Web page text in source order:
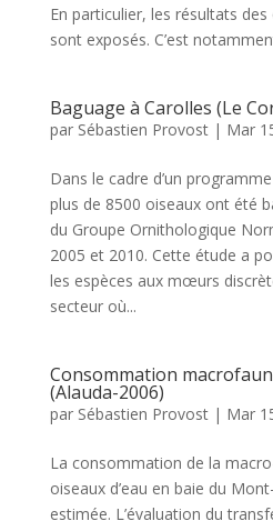
En particulier, les résultats
sont exposés. C’est
Baguage à Carolles (Le
par Sébastien Provost| Mar
Dans le cadre d’un
plus de 8500 oiseaux ont été
du Groupe Ornithologique
2005 et 2010. Cette étude a
les espèces aux mœurs
secteur où...
Consommation
(Alauda-2006)
par Sébastien Provost| Mar
La consommation de la
oiseaux d’eau en baie du
estimée. L’évaluation du